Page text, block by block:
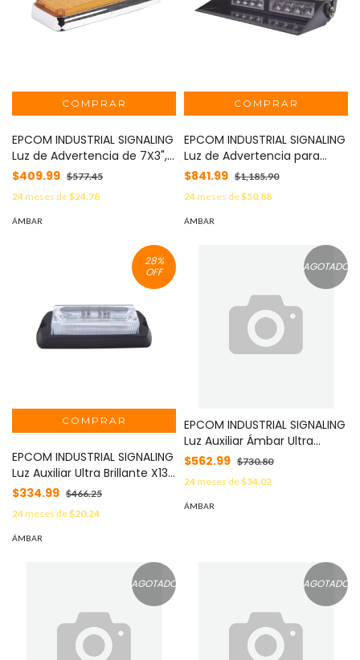
EPCOM INDUSTRIAL SIGNALING
Luz de Advertencia de 7X3",
Color Ámbar, Ideal para
$409.99 $577.45
24meses de$24.78
ÁMBAR
EPCOM INDUSTRIAL SIGNALING
Luz de Advertencia para
Interior, Color Ámbar MOD:
$841.99 $1,185.90
24meses de$50.88
ÁMBAR
28%
OFF
EPCOM INDUSTRIAL SIGNALING
Luz Auxiliar Ultra Brillante X13
de 4 LEDs, color Ámbar, con
X13-A
$334.99 $466.25
24meses de$20.24
ÁMBAR
AGOTADO
EPCOM INDUSTRIAL SIGNALING
Luz Auxiliar Ámbar Ultra
Brillante Para Automóviles,
Con Montaje Magnético
MOD: LTE18358R
$562.99 $730.80
24meses de$34.02
ÁMBAR
AGOTADO AGOTADO